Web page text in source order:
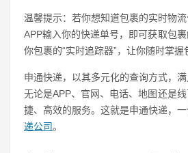
温馨提示：若你想知道包裹的实时物
APP输入你的快递单号，即可获取包裹
你包裹的“实时追踪器”，让你随时掌握
申通快递，以其多元化的查询方式，满
无论是APP、官网、电话、地图还是
捷、高效的服务。这就是申通快递，
递公司。